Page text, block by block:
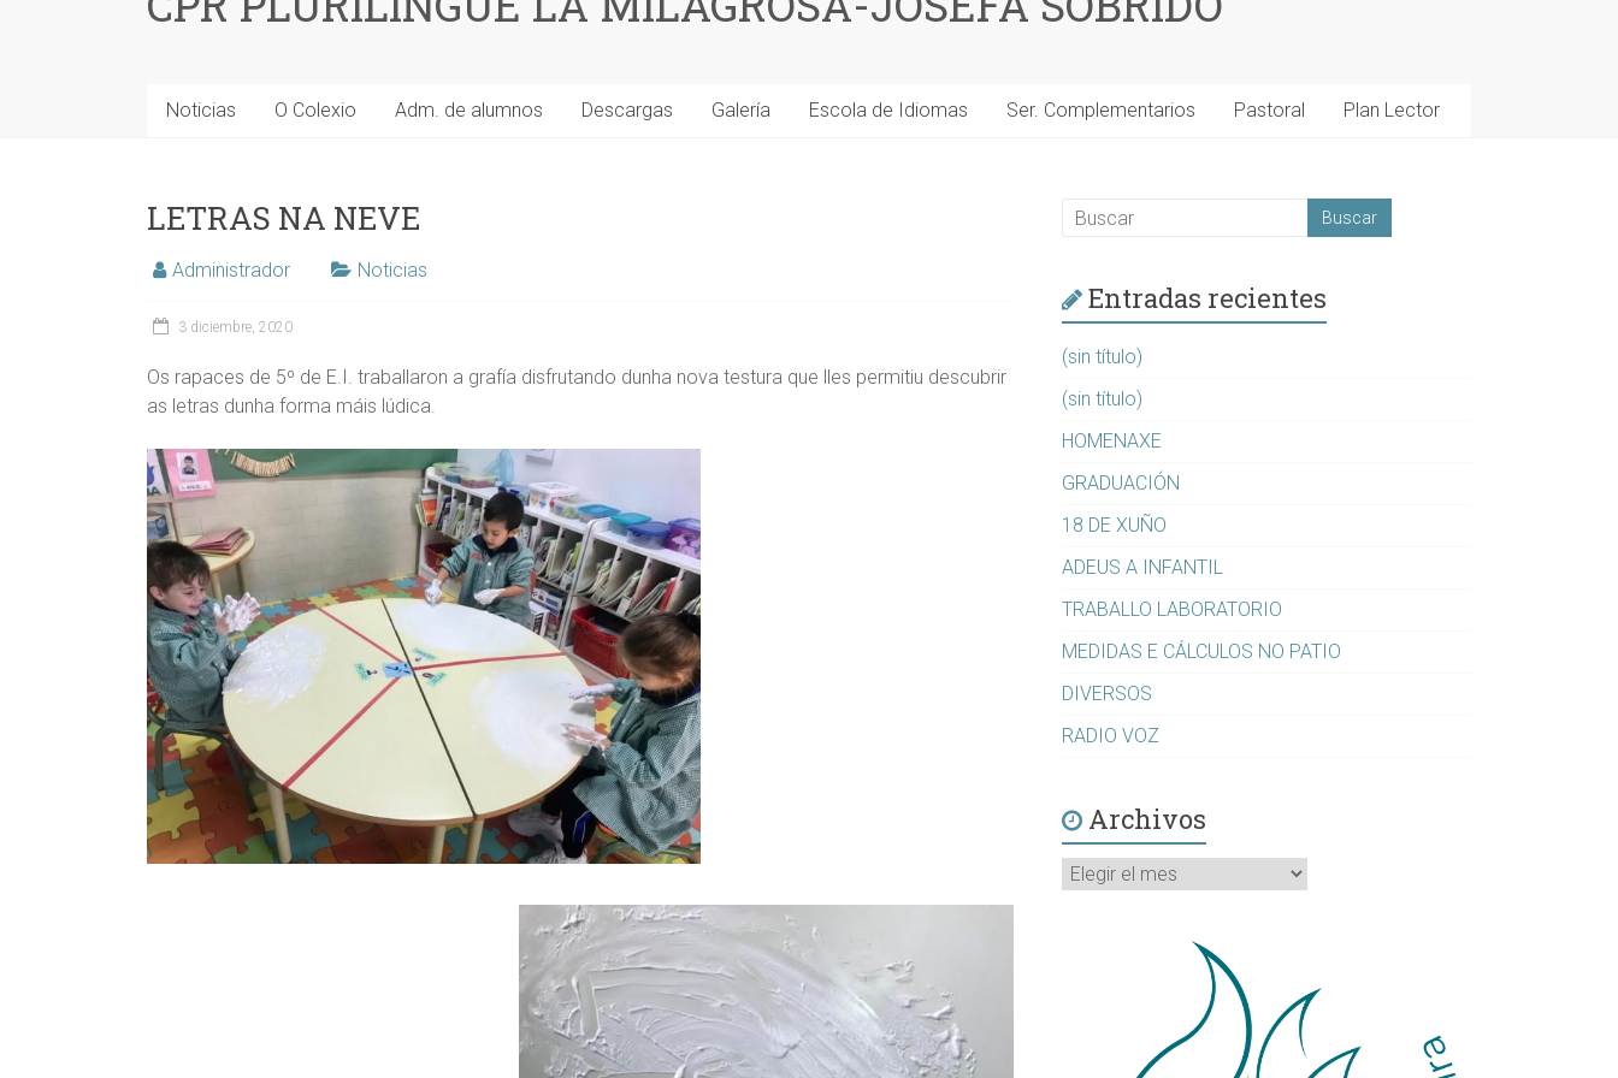
Noticias O Colexio Adm. de alumnos Descargas Galería Escola de Idiomas Ser. Complementarios Pastoral Plan Lector
LETRAS NA NEVE
Administrador Noticias
3 diciembre, 2020
Os rapaces de 5º de E.I. traballaron a grafía disfrutando dunha nova testura que lles permitiu descubrir
as letras dunha forma máis lúdica.
Entradas recientes
(sin título)
(sin título)
HOMENAXE
GRADUACIÓN
18 DE XUÑO
ADEUS A INFANTIL
TRABALLO LABORATORIO
MEDIDAS E CÁLCULOS NO PATIO
DIVERSOS
RADIO VOZ
Archivos
Archivos